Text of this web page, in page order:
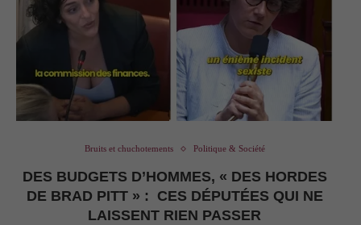
Bruits et chuchotements Politique & Société
DES BUDGETS D’HOMMES, « DES HORDES
DE BRAD PITT » : CES DÉPUTÉES QUI NE
LAISSENT RIEN PASSER